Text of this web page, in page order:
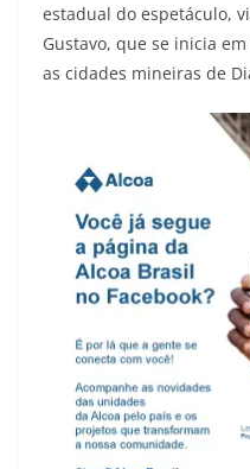
estadual do espetáculo,
Gustavo, que se inicia
as cidades mineiras de